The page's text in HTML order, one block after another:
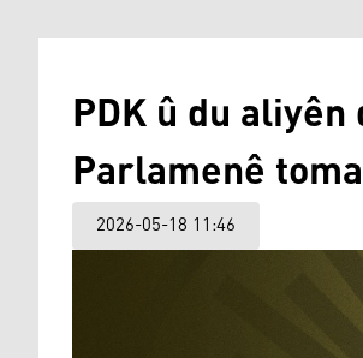
PDK û du
Parlamenê
2026-05-18 11:46